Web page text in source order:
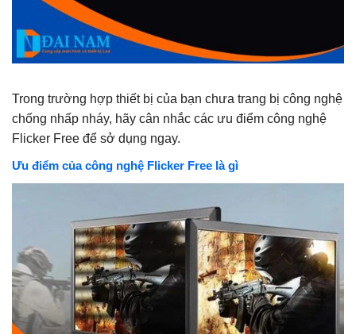
Trong trường hợp thiết bị của bạn chưa trang bị công nghệ
chống nhấp nháy, hãy cân nhắc các ưu điểm công nghệ
Flicker Free để sở dụng ngay.
Ưu điểm của công nghệ Flicker Free là gì